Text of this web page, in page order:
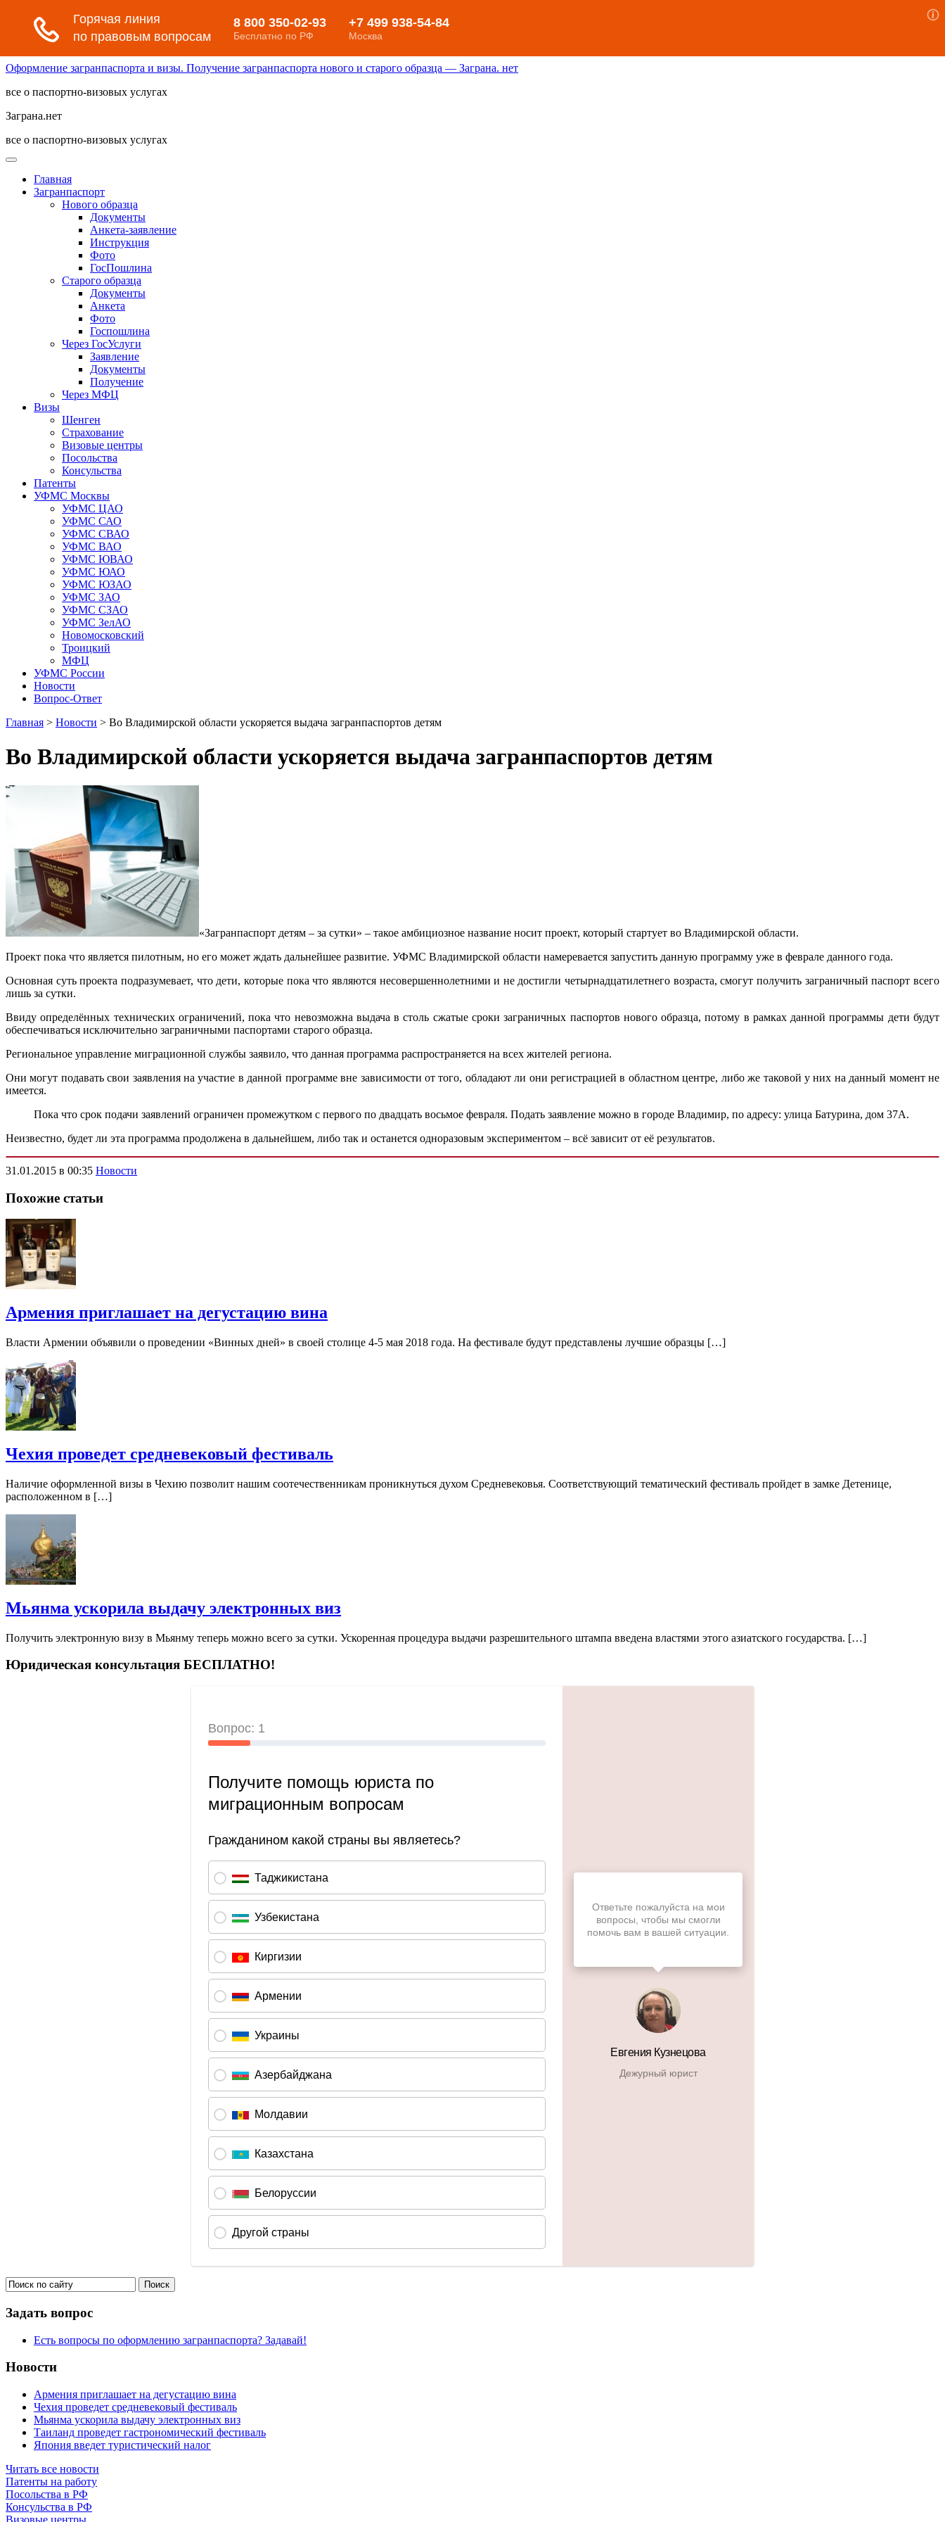
Оформление загранпаспорта и визы. Получение загранпаспорта нового и старого образца — Заграна. нет
все о паспортно-визовых услугах
Заграна.нет
все о паспортно-визовых услугах
Главная
Загранпаспорт
Нового образца
Документы
Анкета-заявление
Инструкция
Фото
ГосПошлина
Старого образца
Документы
Анкета
Фото
Госпошлина
Через ГосУслуги
Заявление
Документы
Получение
Через МФЦ
Визы
Шенген
Страхование
Визовые центры
Посольства
Консульства
Патенты
УФМС Москвы
УФМС ЦАО
УФМС САО
УФМС СВАО
УФМС ВАО
УФМС ЮВАО
УФМС ЮАО
УФМС ЮЗАО
УФМС ЗАО
УФМС СЗАО
УФМС ЗелАО
Новомосковский
Троицкий
МФЦ
УФМС России
Новости
Вопрос-Ответ
Главная > Новости > Во Владимирской области ускоряется выдача загранпаспортов детям
Во Владимирской области ускоряется выдача загранпаспортов детям
«Загранпаспорт детям – за сутки» – такое амбициозное название носит проект, который стартует во Владимирской области.
Проект пока что является пилотным, но его может ждать дальнейшее развитие. УФМС Владимирской области намеревается запустить данную программу уже в феврале данного года.
Основная суть проекта подразумевает, что дети, которые пока что являются несовершеннолетними и не достигли четырнадцатилетнего возраста, смогут получить заграничный паспорт всего
лишь за сутки.
Ввиду определённых технических ограничений, пока что невозможна выдача в столь сжатые сроки заграничных паспортов нового образца, потому в рамках данной программы дети будут
обеспечиваться исключительно заграничными паспортами старого образца.
Региональное управление миграционной службы заявило, что данная программа распространяется на всех жителей региона.
Они могут подавать свои заявления на участие в данной программе вне зависимости от того, обладают ли они регистрацией в областном центре, либо же таковой у них на данный момент не
имеется.
Пока что срок подачи заявлений ограничен промежутком с первого по двадцать восьмое февраля. Подать заявление можно в городе Владимир, по адресу: улица Батурина, дом 37А.
Неизвестно, будет ли эта программа продолжена в дальнейшем, либо так и останется одноразовым экспериментом – всё зависит от её результатов.
31.01.2015 в 00:35 Новости
Похожие статьи
Армения приглашает на дегустацию вина
Власти Армении объявили о проведении «Винных дней» в своей столице 4-5 мая 2018 года. На фестивале будут представлены лучшие образцы […]
Чехия проведет средневековый фестиваль
Наличие оформленной визы в Чехию позволит нашим соотечественникам проникнуться духом Средневековья. Соответствующий тематический фестиваль пройдет в замке Детенице,
расположенном в […]
Мьянма ускорила выдачу электронных виз
Получить электронную визу в Мьянму теперь можно всего за сутки. Ускоренная процедура выдачи разрешительного штампа введена властями этого азиатского государства. […]
Юридическая консультация БЕСПЛАТНО!
Задать вопрос
Есть вопросы по оформлению загранпаспорта? Задавай!
Новости
Армения приглашает на дегустацию вина
Чехия проведет средневековый фестиваль
Мьянма ускорила выдачу электронных виз
Таиланд проведет гастрономический фестиваль
Япония введет туристический налог
Читать все новости
Патенты на работу
Посольства в РФ
Консульства в РФ
Визовые центры